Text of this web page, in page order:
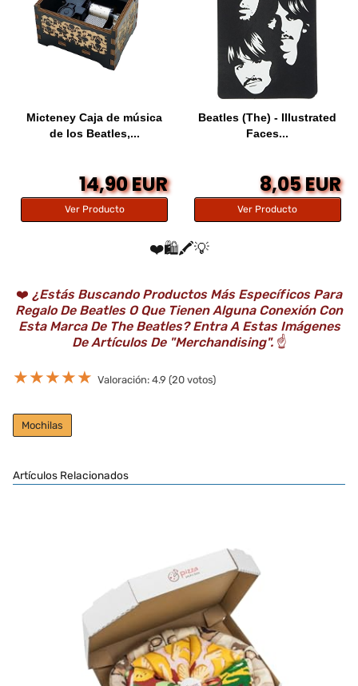
Micteney Caja de música
de los Beatles,...
14,90 EUR
Ver Producto
Beatles (The) - Illustrated
Faces...
8,05 EUR
Ver Producto
❤️🛍️🖍️💡
❤️ ¿Estás Buscando Productos Más Específicos Para
Regalo De Beatles O Que Tienen Alguna Conexión Con
Esta Marca De The Beatles? Entra A Estas Imágenes
De Artículos De "Merchandising".☝️
★★★★★ Valoración: 4.9 (20 votos)
Mochilas
Artículos Relacionados